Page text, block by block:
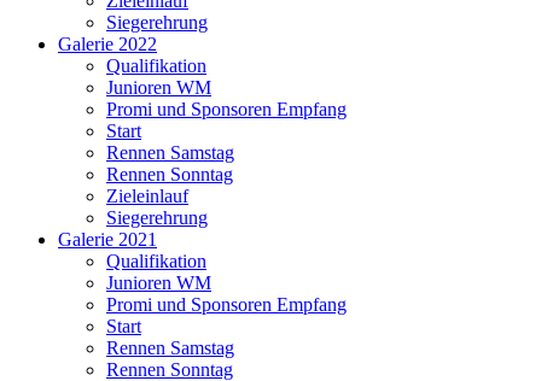
Siegerehrung
Galerie 2022
Qualifikation
Junioren WM
Promi und Sponsoren Empfang
Start
Rennen Samstag
Rennen Sonntag
Zieleinlauf
Siegerehrung
Galerie 2021
Qualifikation
Junioren WM
Promi und Sponsoren Empfang
Start
Rennen Samstag
Rennen Sonntag